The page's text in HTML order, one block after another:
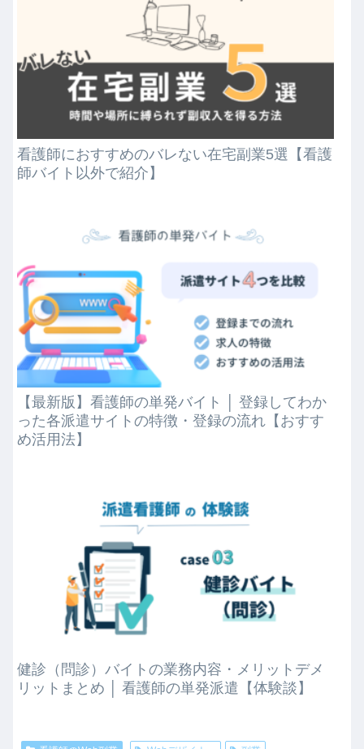
看護師におすすめのバレない在宅副業5選【看護
師バイト以外で紹介】
【最新版】看護師の単発バイト │ 登録してわか
った各派遣サイトの特徴・登録の流れ【おすす
め活用法】
健診（問診）バイトの業務内容・メリットデメ
リットまとめ │ 看護師の単発派遣【体験談】